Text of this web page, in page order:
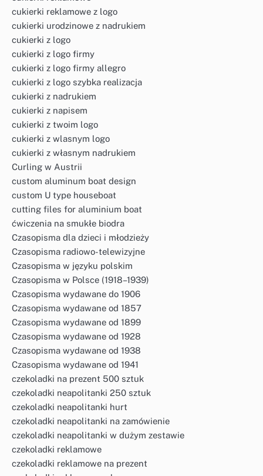
cukierki reklamowe z logo
cukierki urodzinowe z nadrukiem
cukierki z logo
cukierki z logo firmy
cukierki z logo firmy allegro
cukierki z logo szybka realizacja
cukierki z nadrukiem
cukierki z napisem
cukierki z twoim logo
cukierki z wlasnym logo
cukierki z własnym nadrukiem
Curling w Austrii
custom aluminum boat design
custom U type houseboat
cutting files for aluminium boat
ćwiczenia na smukłe biodra
Czasopisma dla dzieci i młodzieży
Czasopisma radiowo-telewizyjne
Czasopisma w języku polskim
Czasopisma w Polsce (1918–1939)
Czasopisma wydawane do 1906
Czasopisma wydawane od 1857
Czasopisma wydawane od 1899
Czasopisma wydawane od 1928
Czasopisma wydawane od 1938
Czasopisma wydawane od 1941
czekoladki na prezent 500 sztuk
czekoladki neapolitanki 250 sztuk
czekoladki neapolitanki hurt
czekoladki neapolitanki na zamówienie
czekoladki neapolitanki w dużym zestawie
czekoladki reklamowe
czekoladki reklamowe na prezent